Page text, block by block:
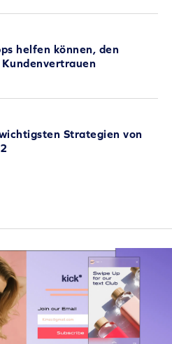
helfen können, den
Strategien von